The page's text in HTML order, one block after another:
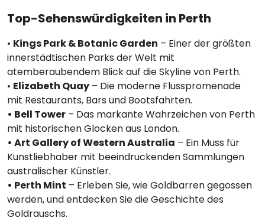
Top-Sehenswürdigkeiten in Perth
• Kings Park & Botanic Garden – Einer der größten
innerstädtischen Parks der Welt mit
atemberaubendem Blick auf die Skyline von Perth.
• Elizabeth Quay – Die moderne Flusspromenade
mit Restaurants, Bars und Bootsfahrten.
• Bell Tower – Das markante Wahrzeichen von Perth
mit historischen Glocken aus London.
• Art Gallery of Western Australia – Ein Muss für
Kunstliebhaber mit beeindruckenden Sammlungen
australischer Künstler.
• Perth Mint – Erleben Sie, wie Goldbarren gegossen
werden, und entdecken Sie die Geschichte des
Goldrauschs.